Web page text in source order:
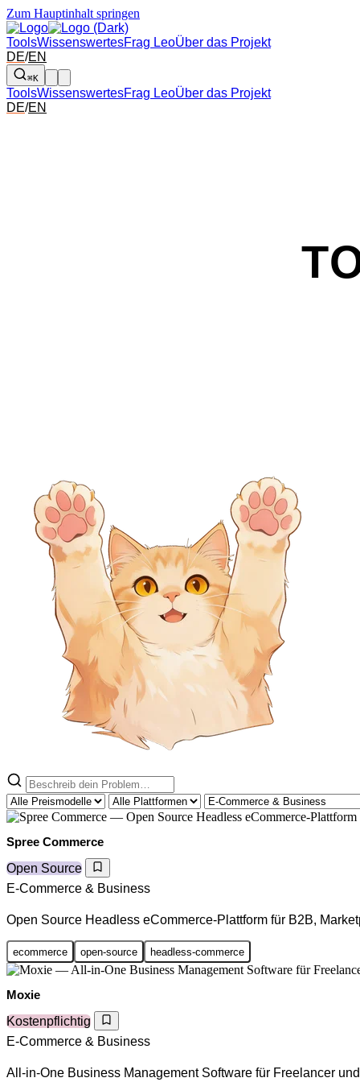
Zum Hauptinhalt springen
ToolsWissenswertesFrag LeoÜber das Projekt
DE/EN
⌘K
ToolsWissenswertesFrag LeoÜber das Projekt
DE/EN
Spree Commerce
Open Source
E-Commerce & Business
Open Source Headless eCommerce-Plattform für B2B,
ecommerce open-source headless-commerce
Moxie
Kostenpflichtig
E-Commerce & Business
All-in-One Business Management Software für Freelancer